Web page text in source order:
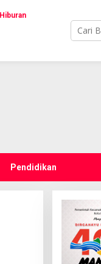
Hiburan
Pendidikan